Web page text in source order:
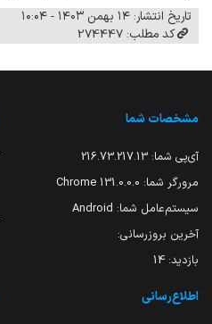
تاریخ انتشار: ۱۴ بهمن ۱۴۰۳ - ۱۰:۰۴
کد مطلب: 274447
مشخصات شما
آی‌پی شما: 216.73.217.13
مرورگر شما: 131.0.0.0 Chrome
سیستم‌عامل شما: Android
آخرین بروزرسانی:
بازدید: 14
اطلاع‌رسانی